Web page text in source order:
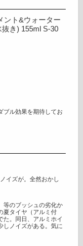
ント&ウォーター
き) 155ml S-30
ブル効果を期待してお
イズが。全然おかし
等のブッシュの劣化か
夏タイヤ（アルミ付
た。同日、アルミホイ
しノイズがある。気に